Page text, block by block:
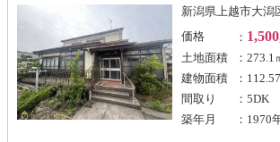
新潟県上越市大潟
価格
：
土地面積
：
建物面積
：
間取り
：5DK
築年月
：1970